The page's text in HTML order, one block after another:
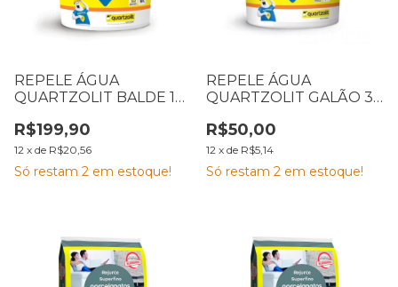
REPELE ÁGUA
QUARTZOLIT BALDE 18
R$199,90
12 x de R$20,56
Só restam 2 em estoque!
REPELE ÁGUA
QUARTZOLIT GALÃO 3,6
R$50,00
12 x de R$5,14
Só restam 2 em estoque!